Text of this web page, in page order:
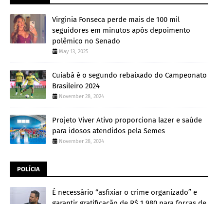
Virginia Fonseca perde mais de 100 mil
seguidores em minutos após depoimento
polêmico no Senado
May 13, 2025
Cuiabá é o segundo rebaixado do Campeonato
Brasileiro 2024
November 28, 2024
Projeto Viver Ativo proporciona lazer e saúde
para idosos atendidos pela Semes
November 28, 2024
POLÍCIA
É necessário “asfixiar o crime organizado” e